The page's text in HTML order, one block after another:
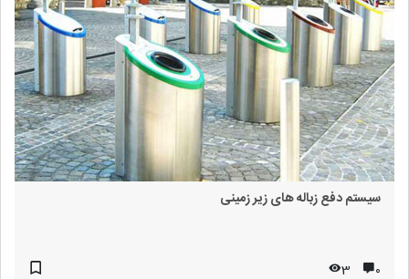
سیستم دفع زباله های زیر زمینی
۰ 3